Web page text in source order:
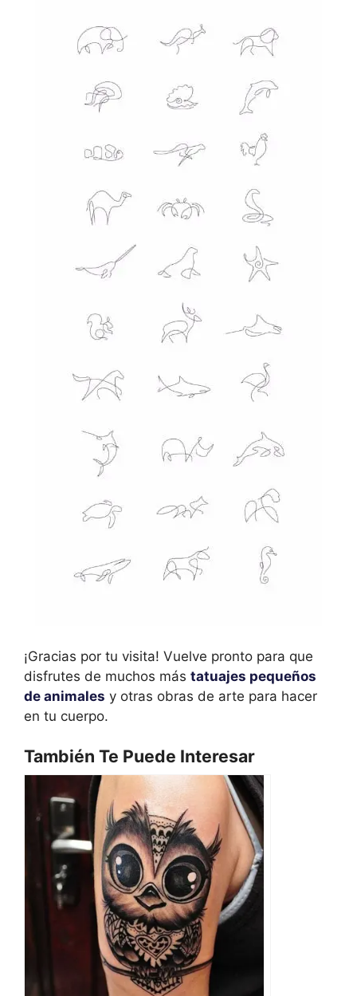
¡Gracias por tu visita! Vuelve pronto para que
disfrutes de muchos más tatuajes pequeños
de animales y otras obras de arte para hacer
en tu cuerpo.
También Te Puede Interesar